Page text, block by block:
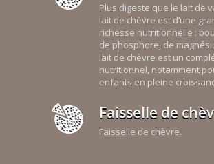
Plus digeste que le lait de
lait de chèvre est d’une
richesse nutritionnelle :
de phosphore, de
lait de chèvre est un
nutritionnel, notamment
enfants en pleine
Faisselle de
Faisselle de chèvre.